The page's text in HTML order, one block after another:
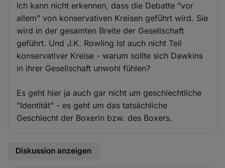
Ich kann nicht erkennen, dass die Debatte "vor
allem" von konservativen Kreisen geführt wird. Sie
wird in der gesamten Breite der Gesellschaft
geführt. Und J.K. Rowling ist auch nicht Teil
konservativer Kreise - warum sollte sich Dawkins
in ihrer Gesellschaft unwohl fühlen?
Es geht hier ja auch gar nicht um geschlechtliche
"Identität" - es geht um das tatsächliche
Geschlecht der Boxerin bzw. des Boxers.
Diskussion anzeigen